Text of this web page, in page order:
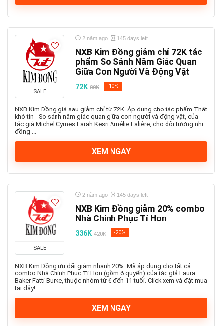
SALE
2 năm ago 145 days left
NXB Kim Đồng giảm chỉ 72K tác
phẩm So Sánh Năm Giác Quan
Giữa Con Người Và Động Vật
72K 80K -10%
NXB Kim Đồng giá sau giảm chỉ từ 72K. Áp dụng cho tác phẩm Thật
khó tin - So sánh năm giác quan giữa con người và động vật, của
tác giả Michel Cymes Farah Kesri Amélie Falière, cho đối tượng nhi
đồng ...
XEM NGAY
SALE
2 năm ago 145 days left
NXB Kim Đồng giảm 20% combo
Nhà Chinh Phục Tí Hon
336K 420K -20%
NXB Kim Đồng ưu đãi giảm nhanh 20%. Mã áp dụng cho tất cả
combo Nhà Chinh Phục Tí Hon (gồm 6 quyển) của tác giả Laura
Baker Fatti Burke, thuộc nhóm từ 6 đến 11 tuổi. Click xem và đặt mua
tại đây!
XEM NGAY